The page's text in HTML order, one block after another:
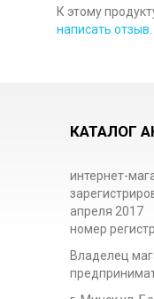
К этому
написать отзыв.
КАТАЛОГ
интернет-
апреля 2017
номер
Владелец